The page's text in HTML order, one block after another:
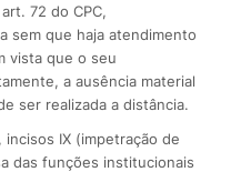
72 do CPC,
sem que haja atendimento
vista que o seu
a ausência material
ser realizada a distância.
IX (impetração de
das funções institucionais